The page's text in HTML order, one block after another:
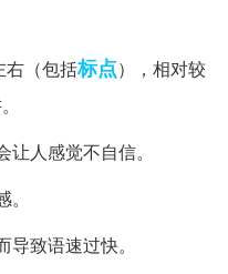
右（包括标点），相对较
人感觉不自信。
致语速过快。